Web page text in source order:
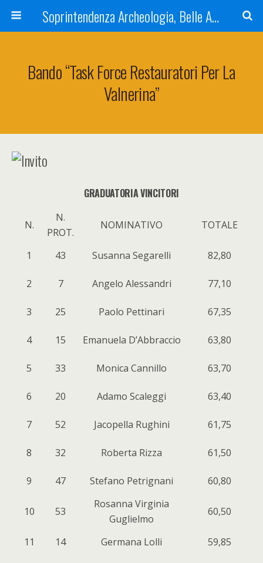
Soprintendenza Archeologia, Belle Arti e Paesaggio dell'Umbria
Bando “Task Force Restauratori Per La
Valnerina”
GRADUATORIA VINCITORI
N.
N.
PROT.
NOMINATIVO TOTALE
1 43 Susanna Segarelli 82,80
2 7 Angelo Alessandri 77,10
3 25 Paolo Pettinari 67,35
4 15 Emanuela D’Abbraccio 63,80
5 33 Monica Cannillo 63,70
6 20 Adamo Scaleggi 63,40
7 52 Jacopella Rughini 61,75
8 32 Roberta Rizza 61,50
9 47 Stefano Petrignani 60,80
10 53
Rosanna Virginia
Guglielmo
60,50
11 14 Germana Lolli 59,85